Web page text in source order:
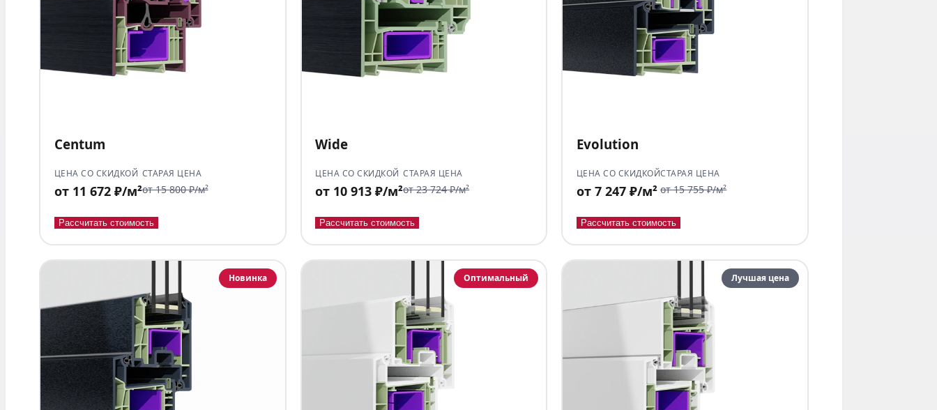
Centum
ЦЕНА СО СКИДКОЙ
от 11 672 ₽/м²
СТАРАЯ ЦЕНА
от 15 800 ₽/м²
Рассчитать стоимость
Wide
ЦЕНА СО СКИДКОЙ
от 10 913 ₽/м²
СТАРАЯ ЦЕНА
от 23 724 ₽/м²
Рассчитать стоимость
Evolution
ЦЕНА СО СКИДКОЙ
от 7 247 ₽/м²
СТАРАЯ ЦЕНА
от 15 755 ₽/м²
Рассчитать стоимость
Новинка Оптимальный Лучшая цена